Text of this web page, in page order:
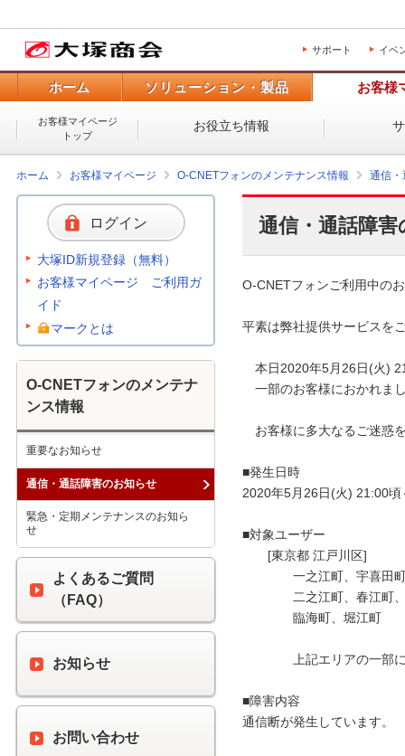
サポート イベ
ホーム ソリューション・製品 お客様
お客様マイページ
トップ
お役立ち情報
ホーム お客様マイページ O-CNETフォンのメンテナンス情報 通信・
通信・通話障
O-CNETフォンご利用中の
平素は弊社提供サービスを
本日2020年5月26日(火)
一部のお客様におかれま
お客様に多大なるご迷惑
■発生日時
2020年5月26日(火) 21:00頃
■対象ユーザー
[東京都 江戸川区]
一之江町、宇喜田町、
二之江町、春江町、東
臨海町、堀江町
上記エリアの一部にお
■障害内容
通信断が発生しています。
ログイン
大塚ID新規登録（無料）
お客様マイページ ご利用ガ
イド
マークとは
O-CNETフォンのメンテナ
ンス情報
重要なお知らせ
通信・通話障害のお知らせ
緊急・定期メンテナンスのお知ら
せ
よくあるご質問
（FAQ）
お知らせ
お問い合わせ